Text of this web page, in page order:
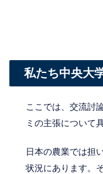
私たち中央大
ここでは、交流討
ミの主張について
日本の農業では担
状況にあります。